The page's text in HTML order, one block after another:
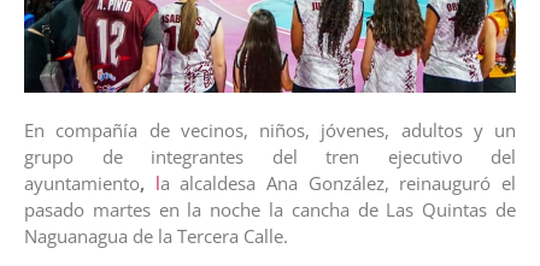
En compañía de vecinos, niños, jóvenes, adultos y un
grupo de integrantes del tren ejecutivo del
ayuntamiento, la alcaldesa Ana González, reinauguró el
pasado martes en la noche la cancha de Las Quintas de
Naguanagua de la Tercera Calle.